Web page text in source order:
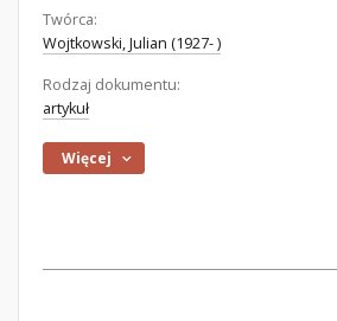
Twórca:
Wojtkowski, Julian (1927- )
Rodzaj dokumentu:
artykuł
Więcej